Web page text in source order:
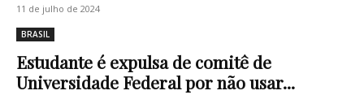
11 de julho de 2024
BRASIL
Estudante é expulsa de comitê de
Universidade Federal por não usar...